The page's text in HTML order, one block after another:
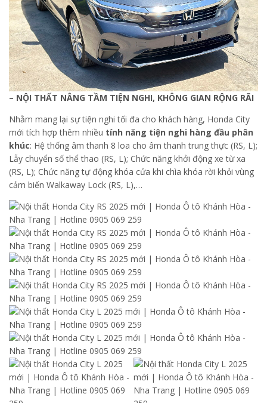
– NỘI THẤT NÂNG TẦM TIỆN NGHI, KHÔNG GIAN RỘNG RÃI
Nhằm mang lại sự tiện nghi tối đa cho khách hàng, Honda City
mới tích hợp thêm nhiều tính năng tiện nghi hàng đầu phân
khúc: Hệ thống âm thanh 8 loa cho âm thanh trung thực (RS, L);
Lẫy chuyển số thể thao (RS, L); Chức năng khởi động xe từ xa
(RS, L); Chức năng tự động khóa cửa khi chìa khóa rời khỏi vùng
cảm biến Walkaway Lock (RS, L),…